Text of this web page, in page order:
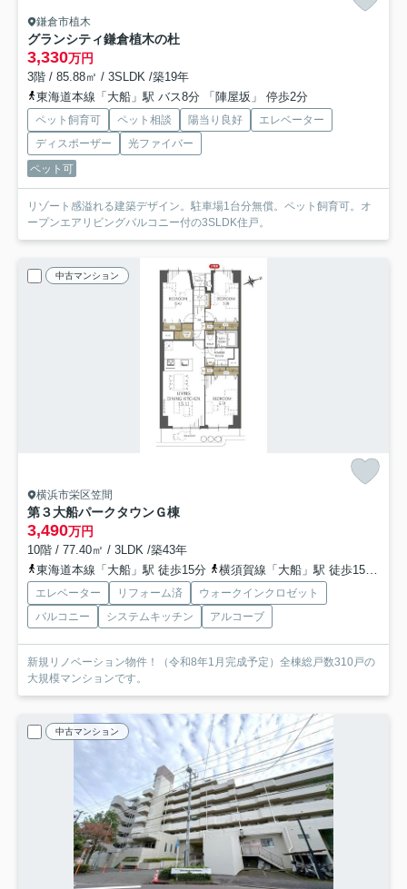
鎌倉市植木
グランシティ鎌倉植木の杜
3,330万円
3階 / 85.88㎡ / 3SLDK /築19年
東海道本線「大船」駅 バス8分 「陣屋坂」 停歩2分
ペット飼育可 ペット相談 陽当り良好
エレベーター
ディスポーザー
光ファイバー
ペット可
リゾート感溢れる建築デザイン。駐車場1台分無償。ペット飼育可。オ
ープンエアリビングバルコニー付の3SLDK住戸。
中古マンション
横浜市栄区笠間
第３大船パークタウンＧ棟
3,490万円
10階 / 77.40㎡ / 3LDK /築43年
東海道本線「大船」駅 徒歩15分
横須賀線「大船」駅 徒歩15分
エレベーター リフォーム済
ウォークインクロゼット
バルコニー
システムキッチン アルコーブ
新規リノベーション物件！（令和8年1月完成予定）全棟総戸数310戸の
大規模マンションです。
中古マンション